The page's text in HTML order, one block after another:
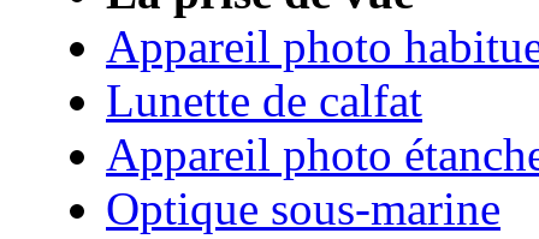
Appareil photo
Lunette de calfat
Appareil photo
Optique sous-marine